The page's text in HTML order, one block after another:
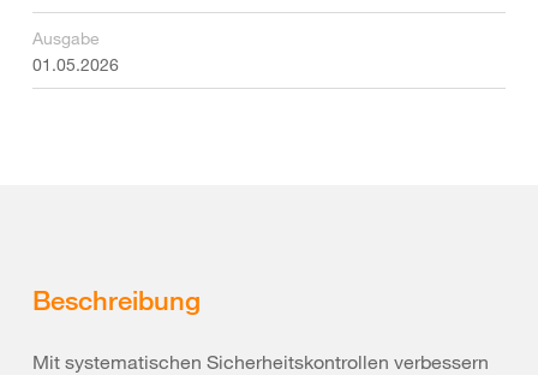
Ausgabe
01.05.2026
Beschreibung
Mit systematischen Sicherheitskontrollen verbessern